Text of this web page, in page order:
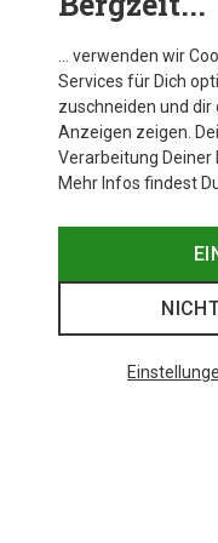
… verwenden wir
Services für Dich
zuschneiden und
Anzeigen zeigen.
Verarbeitung Deiner
Mehr Infos findest